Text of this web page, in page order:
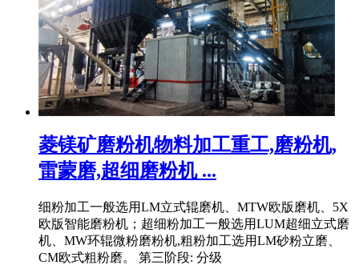
菱镁矿磨粉机物料加工重工,磨粉机,
雷蒙磨,超细磨粉机 ...
细粉加工一般选用LM立式辊磨机、MTW欧版磨机、5X
欧版智能磨粉机；超细粉加工一般选用LUM超细立式磨
机、MW环辊微粉磨粉机,粗粉加工选用LM砂粉立磨、
CM欧式粗粉磨。 第三阶段: 分级